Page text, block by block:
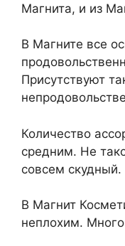
Магнита, и из
В Магните все
Присутствуют
Количество
средним. Не
совсем скудный.
В Магнит
неплохим. Много